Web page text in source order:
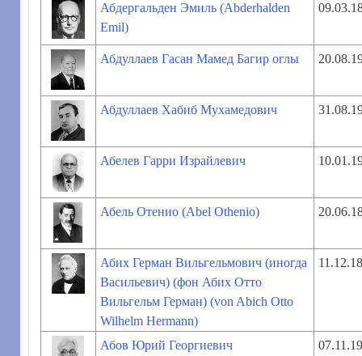
Абдергальден Эмиль (Abderhalden
Emil)
Абдуллаев Гасан Мамед Багир оглы
Абдуллаев Хабиб Мухамедович
Абелев Гарри Израйлевич
Абель Отенио (Abel Othenio)
Абих Герман Вильгельмович (иногда
Васильевич) (фон Абих Отто
Вильгельм Герман) (von Abich Otto
Wilhelm Hermann)
Абов Юрий Георгиевич